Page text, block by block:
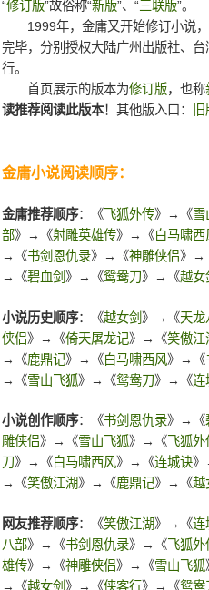
“修订版”故俗称“新版”、“三联版”。
1999年，金庸又开始修订小说，
完毕，分别授权大陆广州出版社、
行。
首页展示的版本为修订版，也称
读推荐阅读此版本！其他版入口：
金庸小说阅读顺序：
金庸推荐顺序：《飞狐外传》→《雪
部》→《射雕英雄传》→《白马啸西
→《书剑恩仇录》→《神雕侠侣》→
→《碧血剑 》→《鸳鸯刀》→《越女
小说历史顺序：《越女剑 》→《天龙
侠侣》→《倚天屠龙记》→《笑傲江
→《鹿鼎记》→《白马啸西风》→《
→《雪山飞狐》→《鸳鸯刀》→《连
小说创作顺序：《书剑恩仇录》→《
雕侠侣》→《雪山飞狐》→《飞狐外
刀》→《白马啸西风》→《连城诀
→《笑傲江湖》→《鹿鼎记》→《越
网友推荐顺序：《笑傲江湖》→《连
八部》→《书剑恩仇录》→《飞狐外
雄传》→《神雕侠侣》→《雪山飞狐
→《越女剑 》→《侠客行》→《鸳鸯